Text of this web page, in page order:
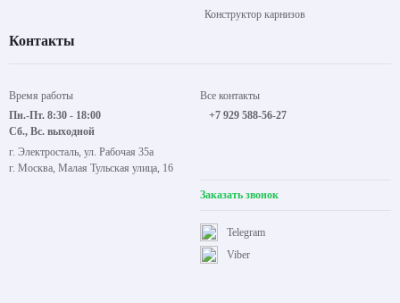
Конструктор карнизов
Контакты
Время работы
Пн.-Пт. 8:30 - 18:00
Сб., Вс. выходной
г. Электросталь, ул. Рабочая 35а
г. Москва, Малая Тульская улица, 16
Все контакты
+7 929 588-56-27
Заказать звонок
Viber
Telegram